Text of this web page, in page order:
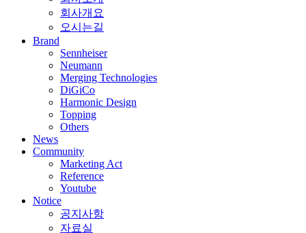
회사개요
오시는길
Brand
Sennheiser
Neumann
Merging Technologies
DiGiCo
Harmonic Design
Topping
Others
News
Community
Marketing Act
Reference
Youtube
Notice
공지사항
자료실